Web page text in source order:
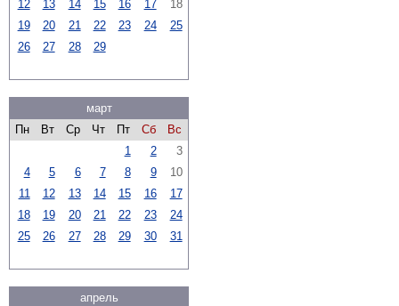
12 13 14 15 16 17
18
19
20 21 22 23 24
25
26
27 28 29
март
Пн
Вт Ср Чт Пт Сб
Вс
1
2
3
4
5 6 7 8 9
10
11
12 13 14 15 16
17
18
19 20 21 22 23
24
25
26 27 28 29 30 31
апрель